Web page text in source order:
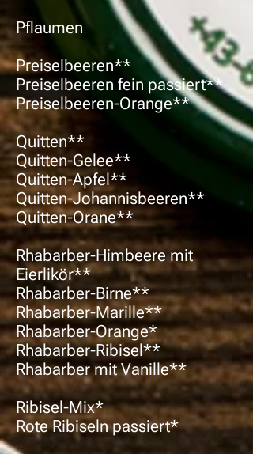
Pflaumen
Preiselbeeren**
Preiselbeeren fein passiert**
Preiselbeeren-Orange**
Quitten**
Quitten-Gelee**
Quitten-Apfel**
Quitten-Johannisbeeren**
Quitten-Orane**
Rhabarber-Himbeere mit
Eierlikör**
Rhabarber-Birne**
Rhabarber-Marille**
Rhabarber-Orange*
Rhabarber-Ribisel**
Rhabarber mit Vanille**
Ribisel-Mix*
Rote Ribiseln passiert*